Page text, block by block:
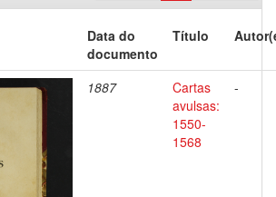
Data do
documento
Título
1887
Cartas
avulsas:
1550-
1568
-